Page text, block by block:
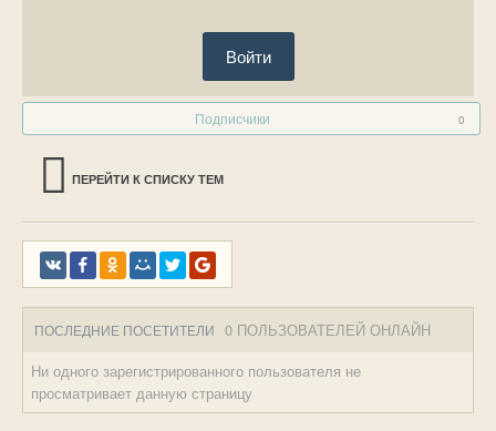
Войти
Подписчики 0
ПЕРЕЙТИ К СПИСКУ ТЕМ
ПОСЛЕДНИЕ ПОСЕТИТЕЛИ 0 ПОЛЬЗОВАТЕЛЕЙ ОНЛАЙН
Ни одного зарегистрированного пользователя не
просматривает данную страницу